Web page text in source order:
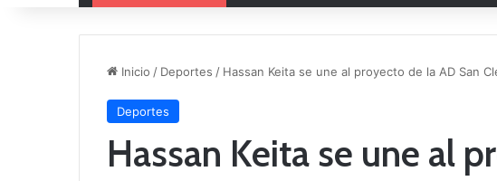
Inicio / Deportes / Hassan Keita se une al proyecto de la AD San
Deportes
Hassan Keita se une al